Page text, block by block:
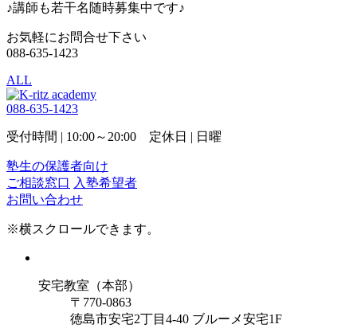
♪講師も若干名随時募集中です♪
お気軽にお問合せ下さい
088-635-1423
ALL
088-635-1423
受付時間 | 10:00～20:00 定休日 | 日曜
塾生の保護者向け
ご相談窓口 入塾希望者
お問い合わせ
※横スクロールできます。
安宅教室（本部）
〒770-0863
徳島市安宅2丁目4-40 ブルーメ安宅1F